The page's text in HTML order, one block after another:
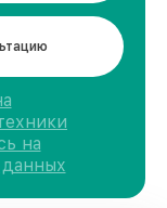
на
данных